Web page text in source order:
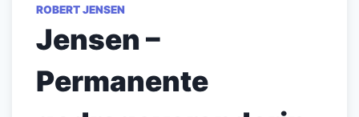
ROBERT JENSEN
Jensen –
Permanente